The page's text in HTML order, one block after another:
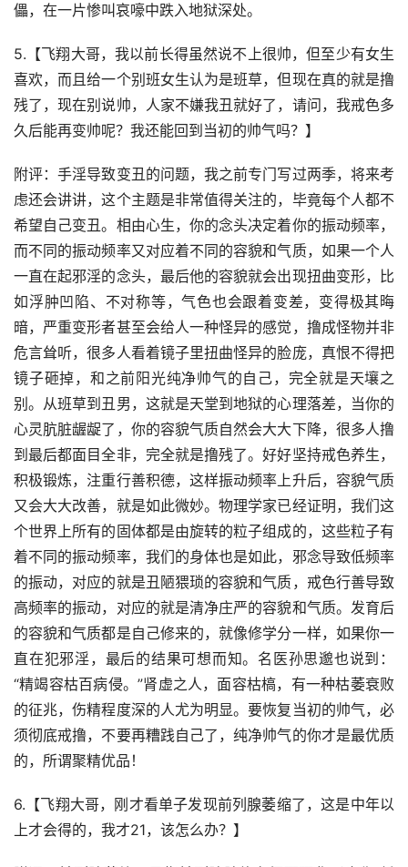
儡，在一片惨叫哀嚎中跌入地狱深处。
5.【飞翔大哥，我以前长得虽然说不上很帅，但至少有女生
喜欢，而且给一个别班女生认为是班草，但现在真的就是撸
残了，现在别说帅，人家不嫌我丑就好了，请问，我戒色多
久后能再变帅呢？我还能回到当初的帅气吗？】
附评：手淫导致变丑的问题，我之前专门写过两季，将来考
虑还会讲讲，这个主题是非常值得关注的，毕竟每个人都不
希望自己变丑。相由心生，你的念头决定着你的振动频率，
而不同的振动频率又对应着不同的容貌和气质，如果一个人
一直在起邪淫的念头，最后他的容貌就会出现扭曲变形，比
如浮肿凹陷、不对称等，气色也会跟着变差，变得极其晦
暗，严重变形者甚至会给人一种怪异的感觉，撸成怪物并非
危言耸听，很多人看着镜子里扭曲怪异的脸庞，真恨不得把
镜子砸掉，和之前阳光纯净帅气的自己，完全就是天壤之
别。从班草到丑男，这就是天堂到地狱的心理落差，当你的
心灵肮脏龌龊了，你的容貌气质自然会大大下降，很多人撸
到最后都面目全非，完全就是撸残了。好好坚持戒色养生，
积极锻炼，注重行善积德，这样振动频率上升后，容貌气质
又会大大改善，就是如此微妙。物理学家已经证明，我们这
个世界上所有的固体都是由旋转的粒子组成的，这些粒子有
着不同的振动频率，我们的身体也是如此，邪念导致低频率
的振动，对应的就是丑陋猥琐的容貌和气质，戒色行善导致
高频率的振动，对应的就是清净庄严的容貌和气质。发育后
的容貌和气质都是自己修来的，就像修学分一样，如果你一
直在犯邪淫，最后的结果可想而知。名医孙思邈也说到：
“精竭容枯百病侵。”肾虚之人，面容枯槁，有一种枯萎衰败
的征兆，伤精程度深的人尤为明显。要恢复当初的帅气，必
须彻底戒撸，不要再糟践自己了，纯净帅气的你才是最优质
的，所谓聚精优品！
6.【飞翔大哥，刚才看单子发现前列腺萎缩了，这是中年以
上才会得的，我才21，该怎么办？】